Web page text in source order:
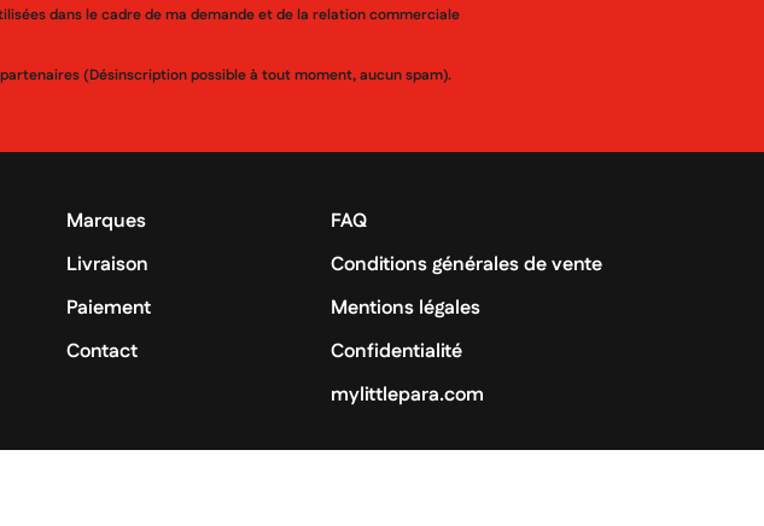
dans le cadre de ma demande et de la relation commerciale
(Désinscription possible à tout moment, aucun spam).
Marques
Livraison
Paiement
Contact
FAQ
Conditions générales de vente
Mentions légales
Confidentialité
mylittlepara.com